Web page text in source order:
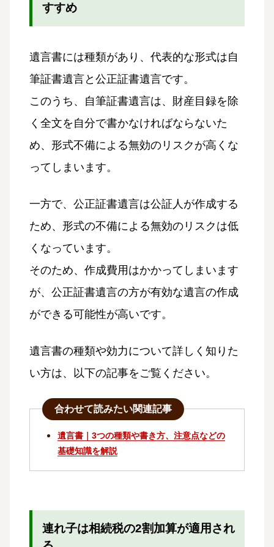
すすめ
遺言書には種類があり、代表的な形式は自
筆証書遺言と公正証書遺言です。
このうち、自筆証書遺言は、財産目録を除
く全文を自分で書かなければならないた
め、形式不備による無効のリスクが高くな
ってしまいます。
一方で、公正証書遺言は公証人が作成する
ため、形式の不備による無効のリスクは低
くなっています。
そのため、作成費用はかかってしまいます
が、公正証書遺言の方が有効な遺言の作成
ができる可能性が高いです。
遺言書の種類や効力について詳しく知りた
い方は、以下の記事をご覧ください。
合わせて読みたい関連記事
遺言書｜3つの種類や書き方、注意点などの
基礎知識を解説
連れ子は相続税の2割加算が適用され